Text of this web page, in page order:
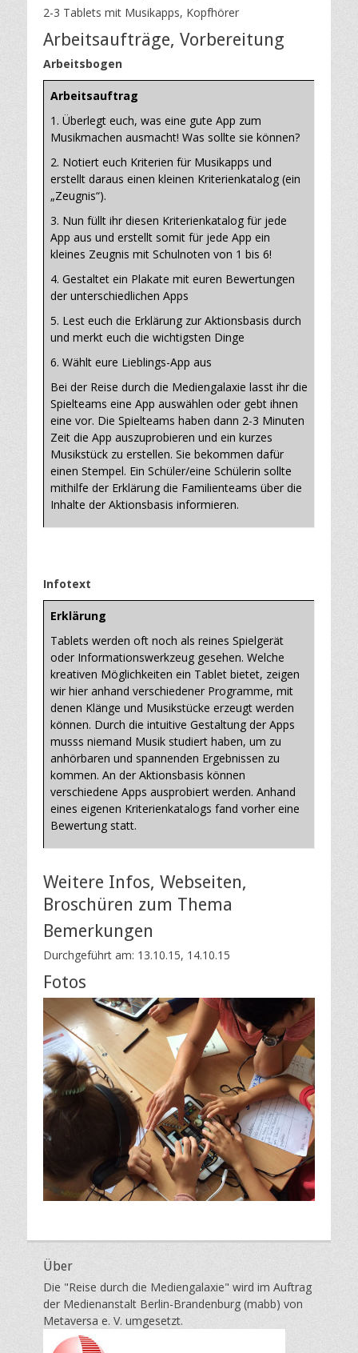
2-3 Tablets mit Musikapps, Kopfhörer
Arbeitsaufträge, Vorbereitung
Arbeitsbogen
Arbeitsauftrag
1. Überlegt euch, was eine gute App zum
Musikmachen ausmacht! Was sollte sie können?
2. Notiert euch Kriterien für Musikapps und
erstellt daraus einen kleinen Kriterienkatalog (ein
„Zeugnis“).
3. Nun füllt ihr diesen Kriterienkatalog für jede
App aus und erstellt somit für jede App ein
kleines Zeugnis mit Schulnoten von 1 bis 6!
4. Gestaltet ein Plakate mit euren Bewertungen
der unterschiedlichen Apps
5. Lest euch die Erklärung zur Aktionsbasis durch
und merkt euch die wichtigsten Dinge
6. Wählt eure Lieblings-App aus
Bei der Reise durch die Mediengalaxie lasst ihr die
Spielteams eine App auswählen oder gebt ihnen
eine vor. Die Spielteams haben dann 2-3 Minuten
Zeit die App auszuprobieren und ein kurzes
Musikstück zu erstellen. Sie bekommen dafür
einen Stempel. Ein Schüler/eine Schülerin sollte
mithilfe der Erklärung die Familienteams über die
Inhalte der Aktionsbasis informieren.
Infotext
Erklärung
Tablets werden oft noch als reines Spielgerät
oder Informationswerkzeug gesehen. Welche
kreativen Möglichkeiten ein Tablet bietet, zeigen
wir hier anhand verschiedener Programme, mit
denen Klänge und Musikstücke erzeugt werden
können. Durch die intuitive Gestaltung der Apps
musss niemand Musik studiert haben, um zu
anhörbaren und spannenden Ergebnissen zu
kommen. An der Aktionsbasis können
verschiedene Apps ausprobiert werden. Anhand
eines eigenen Kriterienkatalogs fand vorher eine
Bewertung statt.
Weitere Infos, Webseiten,
Broschüren zum Thema
Bemerkungen
Durchgeführt am: 13.10.15, 14.10.15
Fotos
Über
Die "Reise durch die Mediengalaxie" wird im Auftrag
der Medienanstalt Berlin-Brandenburg (mabb) von
Metaversa e. V. umgesetzt.